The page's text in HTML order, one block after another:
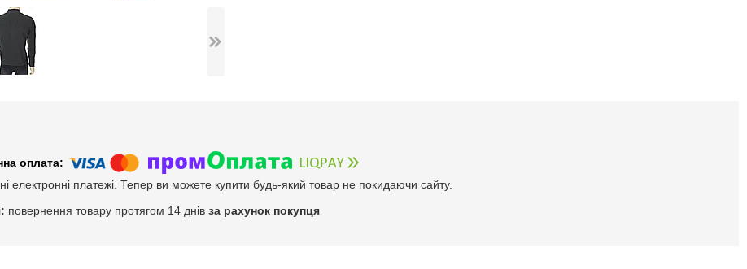
електронні платежі. Тепер ви можете купити будь-який товар не покидаючи сайту.
повернення товару протягом 14 днів за рахунок покупця